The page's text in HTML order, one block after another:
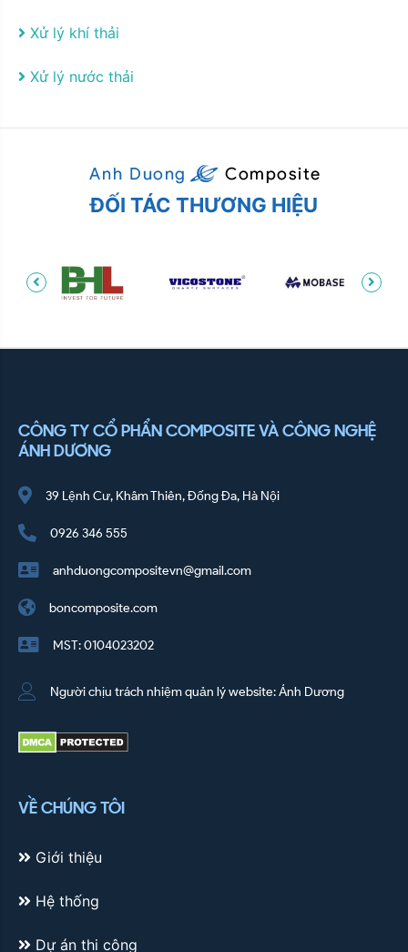
Xử lý khí thải
Xử lý nước thải
ĐỐI TÁC THƯƠNG HIỆU
CÔNG TY CỔ PHẨN COMPOSITE VÀ CÔNG NGHỆ
ÁNH DƯƠNG
39 Lệnh Cư, Khâm Thiên, Đống Đa, Hà Nội
0926 346 555
anhduongcompositevn@gmail.com
boncomposite.com
MST: 0104023202
Người chịu trách nhiệm quản lý website: Ánh Dương
VỀ CHÚNG TÔI
Giới thiệu
Hệ thống
Dự án thi công